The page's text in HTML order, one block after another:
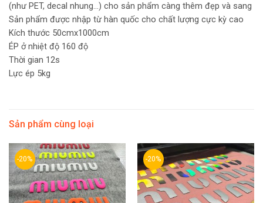
(như PET, decal nhung…) cho sản phẩm càng thêm đẹp và sang
Sản phẩm được nhập từ hàn quốc cho chất lượng cực kỳ cao
Kích thước 50cmx1000cm
ÉP ở nhiệt độ 160 độ
Thời gian 12s
Lực ép 5kg
Sản phẩm cùng loại
-20% -20%